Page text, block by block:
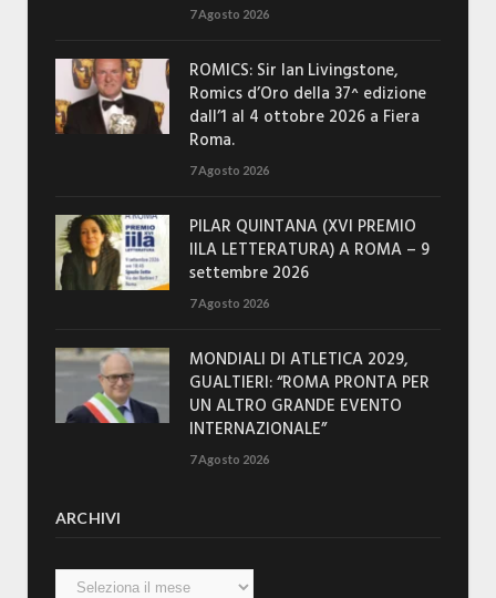
7 Agosto 2026
ROMICS: Sir Ian Livingstone,
Romics d’Oro della 37^ edizione
dall’1 al 4 ottobre 2026 a Fiera
Roma.
7 Agosto 2026
PILAR QUINTANA (XVI PREMIO
IILA LETTERATURA) A ROMA – 9
settembre 2026
7 Agosto 2026
MONDIALI DI ATLETICA 2029,
GUALTIERI: “ROMA PRONTA PER
UN ALTRO GRANDE EVENTO
INTERNAZIONALE”
7 Agosto 2026
ARCHIVI
Archivi